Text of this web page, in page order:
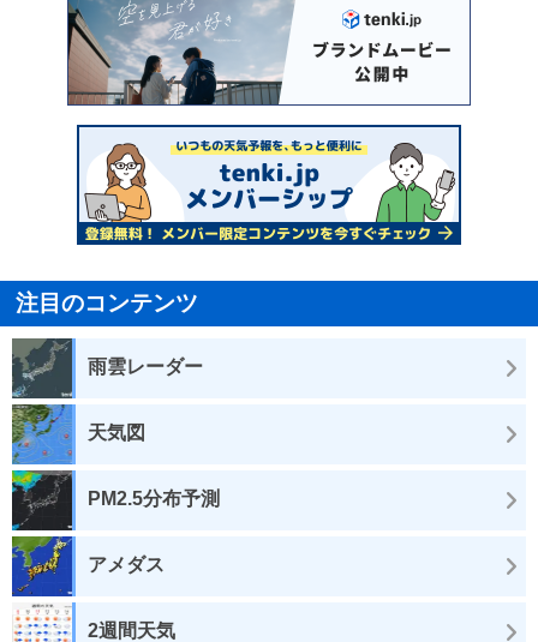
注目のコンテンツ
雨雲レーダー
天気図
PM2.5分布予測
アメダス
2週間天気